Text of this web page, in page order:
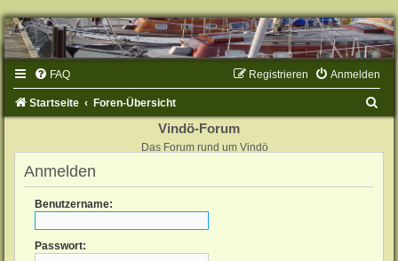
FAQ Anmelden
Registrieren
Startseite Foren-Übersicht
Vindö-Forum
Das Forum rund um Vindö
Anmelden
Benutzername:
Passwort: